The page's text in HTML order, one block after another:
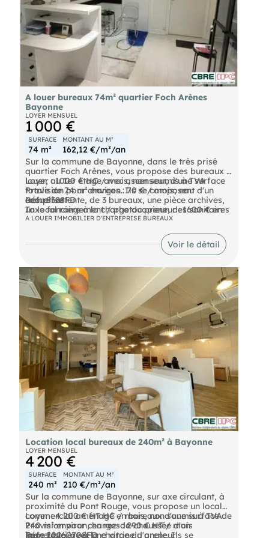
A louer bureaux 74m² quartier Foch Arènes
Bayonne
LOYER MENSUEL
1 000 €
SURFACE
74 m²
MONTANT AU M²
162,12 €/m²/an
Sur la commune de Bayonne, dans le très prisé
quartier Foch Arènes, vous propose des bureaux à
louer, au 1er étage avec ascenseur, d'une surface
totale de 74 m² environ. Ils se composent d'un
accueil attente, de 3 bureaux, une pièce archives,
un local rangement / photocopieur, des sanitaires
et une salle d'eau avec douche.
Loyer : 1000 € HC / mois, non soumis à TVA
Provision pour charges : 70 € / mois, eau
comprise
Taxe foncière à la charge du preneur : 1600 € en
2025
Réf : 8388FD
Les informations sur les risques auxquels ce bien
A LOUER IMMOBILIER D'ENTREPRISE BUREAUX
Voir le détail
Location local bureaux de 240m² à Bayonne
LOYER MENSUEL
4 200 €
SURFACE
240 m²
MONTANT AU M²
210 €/m²/an
Sur la commune de Bayonne, sur axe circulant, à
proximité du Pont Rouge, vous propose un local
commercial aménagé en bureaux d'une surface de
240 m² environ, en rez-de-chaussée d'un
immeuble, avec une vitrine d'angle. Ils se
Loyer : 4 200 € HT HC / mois, non soumis à TVA
Provision pour charges : 290 € HT / mois
Taxe foncière à la charge du preneur
Réf : 20260708FD